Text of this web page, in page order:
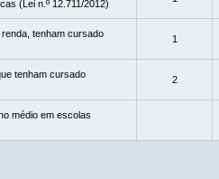
(Lei n.º 12.711/2012)
tenham cursado
1
tenham cursado
2
médio em escolas